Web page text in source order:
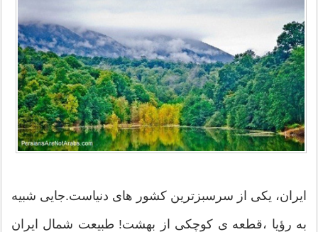
ایران، یکی از سرسبزترین کشور های دنیاست.جایی شبیه
به رؤیا ،قطعه ی کوچکی از بهشت! طبیعت شمال ایران